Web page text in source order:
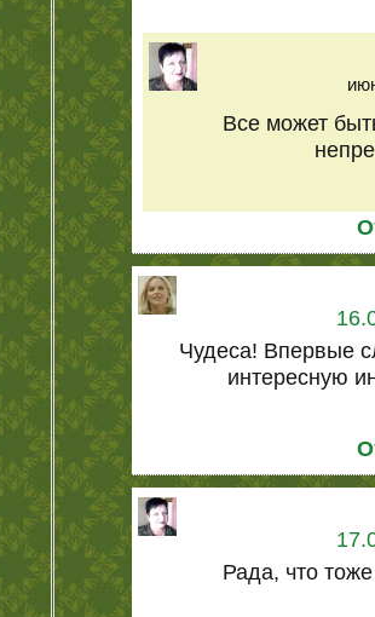
Все может
Чудеса! Впервые
интересную
Рада, что